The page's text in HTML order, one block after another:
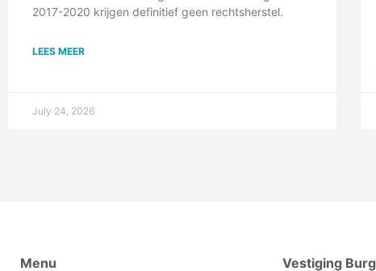
2017-2020 krijgen definitief geen rechtsherstel.
LEES MEER
July 24, 2026
Menu
Vestiging